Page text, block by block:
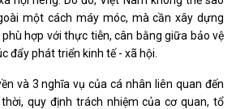
một cách máy móc, mà cần xây dựng
hợp với thực tiễn, cân bằng giữa bảo vệ
đẩy phát triển kinh tế - xã hội.
và 3 nghĩa vụ của cá nhân liên quan đến
quy định trách nhiệm của cơ quan, tổ